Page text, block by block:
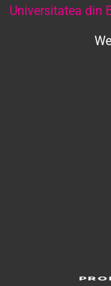
Universitatea din